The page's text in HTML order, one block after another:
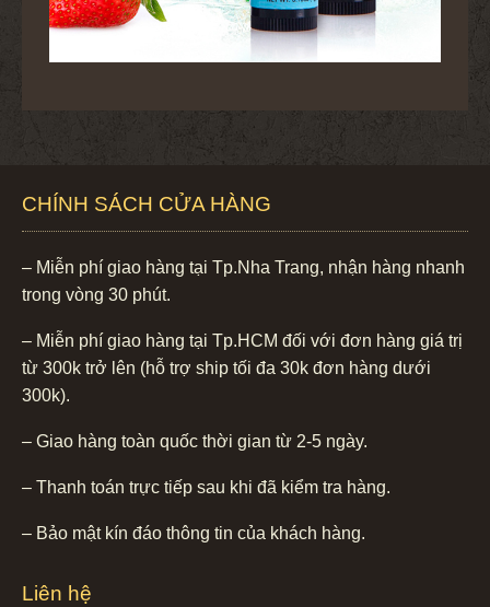
CHÍNH SÁCH CỬA HÀNG
– Miễn phí giao hàng tại Tp.Nha Trang, nhận hàng nhanh
trong vòng 30 phút.
– Miễn phí giao hàng tại Tp.HCM đối với đơn hàng giá trị
từ 300k trở lên (hỗ trợ ship tối đa 30k đơn hàng dưới
300k).
– Giao hàng toàn quốc thời gian từ 2-5 ngày.
– Thanh toán trực tiếp sau khi đã kiểm tra hàng.
– Bảo mật kín đáo thông tin của khách hàng.
Liên hệ